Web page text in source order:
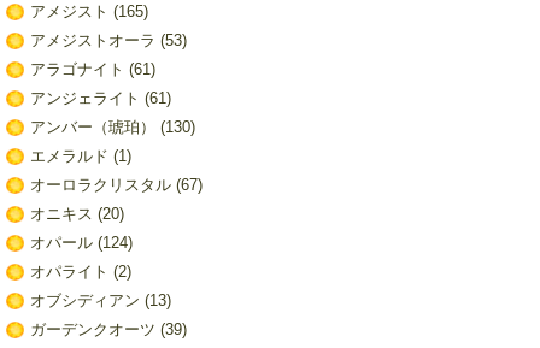
アメジスト (165)
アメジストオーラ (53)
アラゴナイト (61)
アンジェライト (61)
アンバー（琥珀）
(130)
エメラルド (1)
オーロラクリスタル(67)
オニキス (20)
オパール(124)
オパライト (2)
オブシディアン (13)
ガーデンクオーツ (39)